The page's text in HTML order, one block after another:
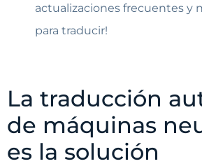
actualizaciones frecuentes y
para traducir!
La traducción
de máquinas
es la solución